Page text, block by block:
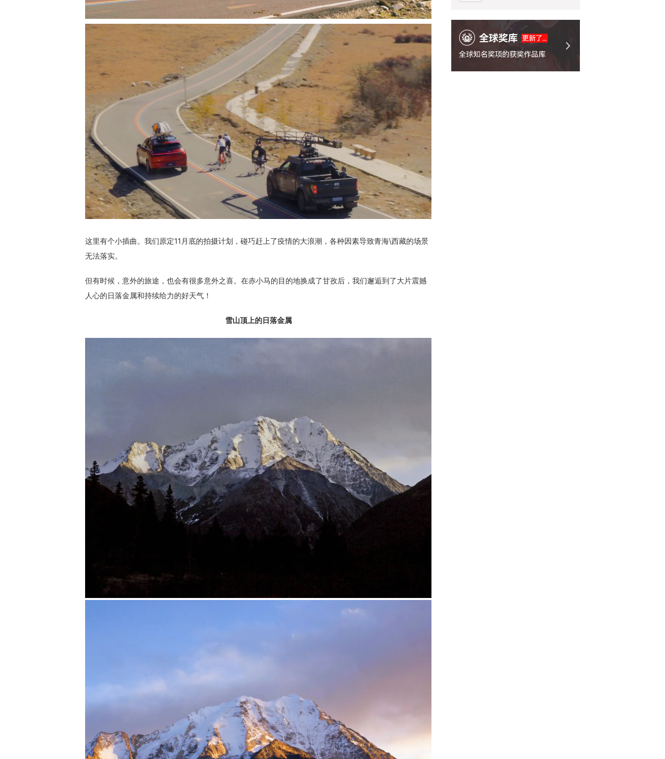
这里有个小插曲。我们原定11月底的拍摄计划，碰巧赶上了疫情的大浪潮，各种因素导致青海\西藏的场景
无法落实。
但有时候，意外的旅途，也会有很多意外之喜。在赤小马的目的地换成了甘孜后，我们邂逅到了大片震撼
人心的日落金属和持续给力的好天气！
雪山顶上的日落金属